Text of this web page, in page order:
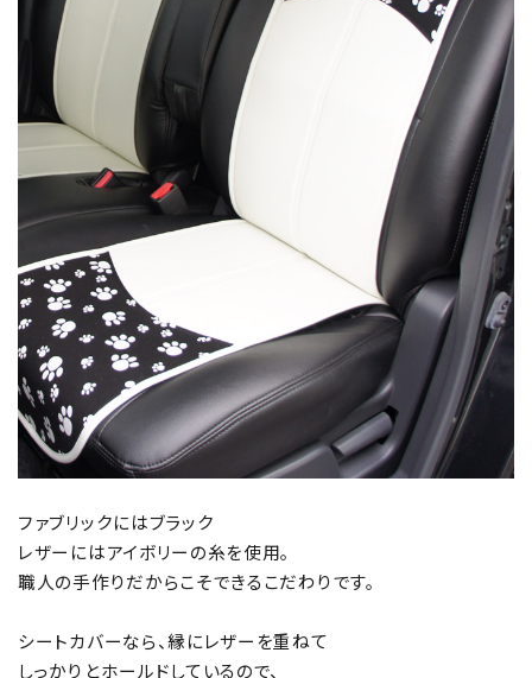
ファブリックにはブラック
レザーにはアイボリーの糸を使用。
職人の手作りだからこそできるこだわりです。
シートカバーなら、縁にレザーを重ねて
しっかりとホールドしているので、